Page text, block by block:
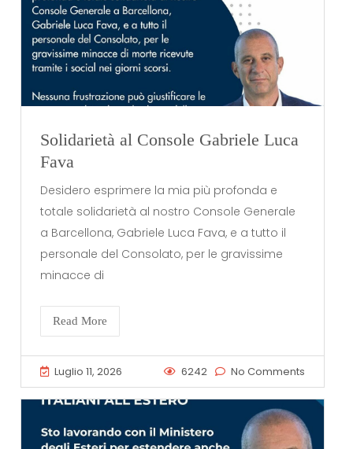
Solidarietà al Console Gabriele Luca
Fava
Desidero esprimere la mia più profonda e
totale solidarietà al nostro Console Generale
a Barcellona, Gabriele Luca Fava, e a tutto il
personale del Consolato, per le gravissime
minacce di
Read More
Luglio 11, 2026 6242 No Comments